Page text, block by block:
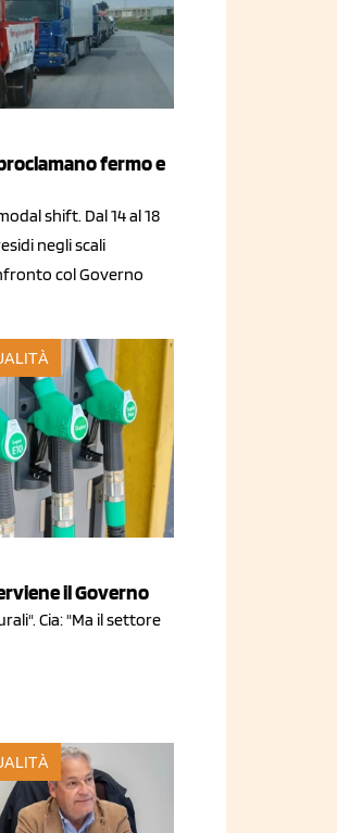
fermo e
shift. Dal 14 al 18
negli scali
col Governo
il Governo
Cia: "Ma il settore